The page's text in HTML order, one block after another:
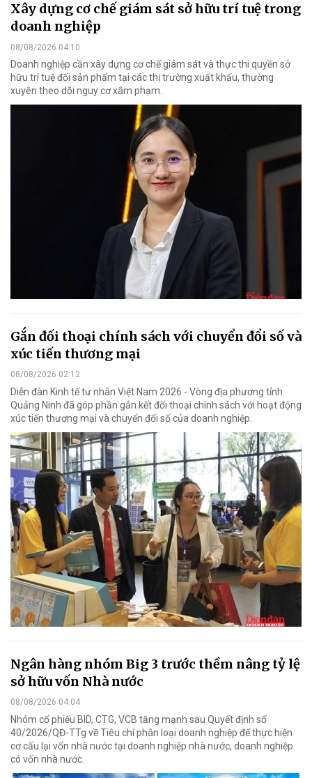
Xây dựng cơ chế giám sát sở hữu trí tuệ trong
doanh nghiệp
08/08/2026 04:10
Doanh nghiệp cần xây dựng cơ chế giám sát và thực thi quyền sở
hữu trí tuệ đối sản phẩm tại các thị trường xuất khẩu, thường
xuyên theo dõi nguy cơ xâm phạm.
Gắn đối thoại chính sách với chuyển đổi số và
xúc tiến thương mại
08/08/2026 02:12
Diễn đàn Kinh tế tư nhân Việt Nam 2026 - Vòng địa phương tỉnh
Quảng Ninh đã góp phần gắn kết đối thoại chính sách với hoạt động
xúc tiến thương mại và chuyển đổi số của doanh nghiệp.
Ngân hàng nhóm Big 3 trước thềm nâng tỷ lệ
sở hữu vốn Nhà nước
08/08/2026 04:04
Nhóm cổ phiếu BID, CTG, VCB tăng mạnh sau Quyết định số
40/2026/QĐ-TTg về Tiêu chí phân loại doanh nghiệp để thực hiện
cơ cấu lại vốn nhà nước tại doanh nghiệp nhà nước, doanh nghiệp
có vốn nhà nước.